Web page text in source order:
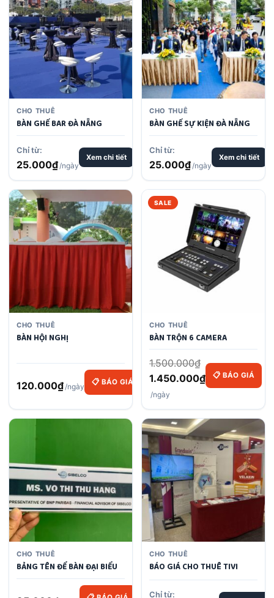
CHO THUÊ
BÀN GHẾ BAR ĐÀ NẴNG
Chỉ từ:
25.000₫ /ngày
Xem chi tiết
CHO THUÊ
BÀN GHẾ SỰ KIỆN ĐÀ NẴNG
Chỉ từ:
25.000₫ /ngày
Xem chi tiết
CHO THUÊ
BÀN HỘI NGHỊ
120.000₫ /ngày 📋 BÁO GIÁ
SALE
CHO THUÊ
BÀN TRỘN 6 CAMERA
1.500.000₫
Original
price
was:
1.500.000₫.
1.450.000₫
Current
price
is:
1.450.000₫.
/ngày
📋 BÁO GIÁ
CHO THUÊ
BẢNG TÊN ĐỂ BÀN ĐẠI BIỂU
CHO THUÊ
BÁO GIÁ CHO THUÊ TIVI
Chỉ từ: